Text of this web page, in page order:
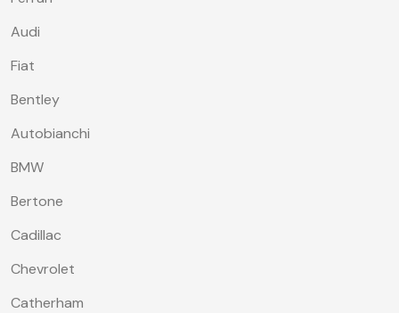
Audi
Fiat
Bentley
Autobianchi
BMW
Bertone
Cadillac
Chevrolet
Catherham